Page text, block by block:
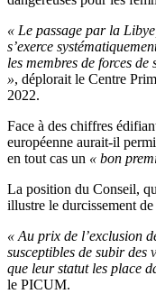
« Le passage par la
s’exerce
les membres de forces
», déplorait le Centre
2022.
Face à des chiffres
européenne aurait-il
en tout cas un « bon
La position du Conseil,
illustre le durcissement
« Au prix de l’exclusion
susceptibles de subir des
que leur statut les place
le PICUM.